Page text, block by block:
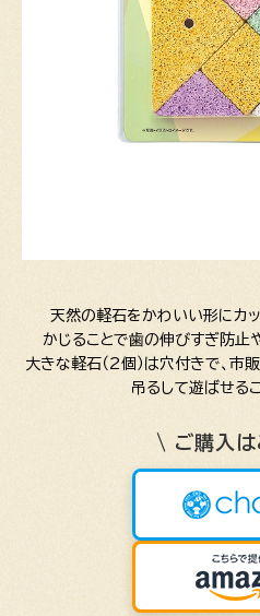
天然の軽石をかわいい形にカッ
かじることで歯の伸びすぎ防止
大きな軽石（2個）は穴付きで、市
吊るして遊ばせる
\ ご購入は